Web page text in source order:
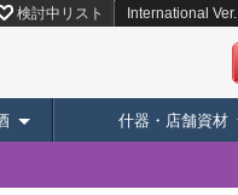
検討中リスト International Ver.
什器・店舗資材